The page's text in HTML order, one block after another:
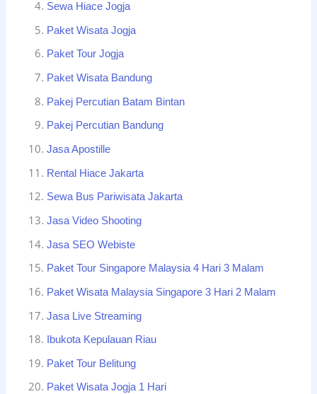
Sewa Hiace Jogja
Paket Wisata Jogja
Paket Tour Jogja
Paket Wisata Bandung
Pakej Percutian Batam Bintan
Pakej Percutian Bandung
Jasa Apostille
Rental Hiace Jakarta
Sewa Bus Pariwisata Jakarta
Jasa Video Shooting
Jasa SEO Webiste
Paket Tour Singapore Malaysia 4 Hari 3 Malam
Paket Wisata Malaysia Singapore 3 Hari 2 Malam
Jasa Live Streaming
Ibukota Kepulauan Riau
Paket Tour Belitung
Paket Wisata Jogja 1 Hari